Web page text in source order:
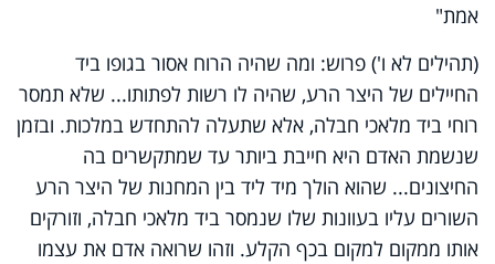
אמת"
(תהילים לא ו') פרוש: ומה שהיה הרוח אסור בגופו ביד
החיילים של היצר הרע, שהיה לו רשות לפתותו... שלא תמסר
רוחי ביד מלאכי חבלה, אלא שתעלה להתחדש במלכות. ובזמן
שנשמת האדם היא חייבת ביותר עד שמתקשרים בה
החיצונים... שהוא הולך מיד ליד בין המחנות של היצר הרע
השורים עליו בעוונות שלו שנמסר ביד מלאכי חבלה, וזורקים
אותו ממקום למקום בכף הקלע. וזהו שרואה אדם את עצמו